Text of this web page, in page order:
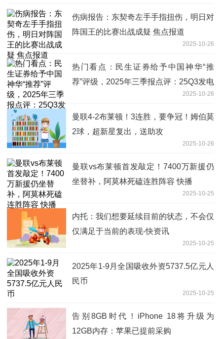
伤病报告：东契奇左手手指扭伤，明日对
阵国王的比赛出战成疑 焦点报道
2025-10-26
热门看点：民生证券给予中国神华“推
荐”评级，2025年三季报点评：25Q3发电
业务发力，业绩稳健，资产注入值得期待
2025-10-26
曼联4-2布莱顿！3连胜，要争冠！姆伯莫
2球，超新星复出，送助攻
2025-10-26
曼联vs布莱顿首发敲定！7400万新援仍
坐替补，阿莫林死磕连胜阵容 快播
2025-10-25
内托：我们想要延续目前的状态，不会仅
仅满足于当前的表现-快资讯
2025-10-25
2025年1-9月全国吸收外资5737.5亿元人
民币
2025-10-25
告别8GB时代！iPhone 18将升级为
12GB内存：苹果已提前采购